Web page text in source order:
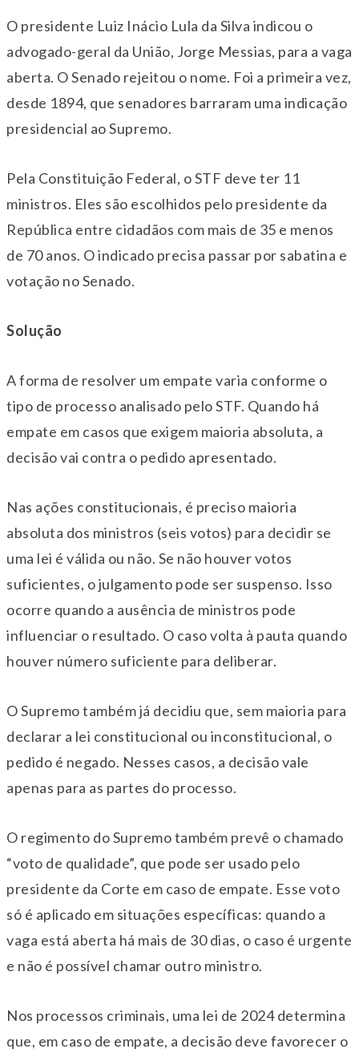
O presidente Luiz Inácio Lula da Silva indicou o
advogado-geral da União, Jorge Messias, para a vaga
aberta. O Senado rejeitou o nome. Foi a primeira vez,
desde 1894, que senadores barraram uma indicação
presidencial ao Supremo.
Pela Constituição Federal, o STF deve ter 11
ministros. Eles são escolhidos pelo presidente da
República entre cidadãos com mais de 35 e menos
de 70 anos. O indicado precisa passar por sabatina e
votação no Senado.
Solução
A forma de resolver um empate varia conforme o
tipo de processo analisado pelo STF. Quando há
empate em casos que exigem maioria absoluta, a
decisão vai contra o pedido apresentado.
Nas ações constitucionais, é preciso maioria
absoluta dos ministros (seis votos) para decidir se
uma lei é válida ou não. Se não houver votos
suficientes, o julgamento pode ser suspenso. Isso
ocorre quando a ausência de ministros pode
influenciar o resultado. O caso volta à pauta quando
houver número suficiente para deliberar.
O Supremo também já decidiu que, sem maioria para
declarar a lei constitucional ou inconstitucional, o
pedido é negado. Nesses casos, a decisão vale
apenas para as partes do processo.
O regimento do Supremo também prevê o chamado
“voto de qualidade”, que pode ser usado pelo
presidente da Corte em caso de empate. Esse voto
só é aplicado em situações específicas: quando a
vaga está aberta há mais de 30 dias, o caso é urgente
e não é possível chamar outro ministro.
Nos processos criminais, uma lei de 2024 determina
que, em caso de empate, a decisão deve favorecer o